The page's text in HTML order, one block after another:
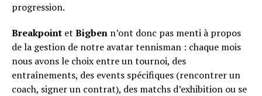
progression.
Breakpoint et Bigben n’ont donc pas menti à propos
de la gestion de notre avatar tennisman : chaque mois
nous avons le choix entre un tournoi, des
entraînements, des events spécifiques (rencontrer un
coach, signer un contrat), des matchs d’exhibition ou se